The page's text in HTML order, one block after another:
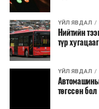
ҮЙЛ ЯВДАЛ
Нийтийн
түр
ҮЙЛ ЯВДАЛ
төгссөн